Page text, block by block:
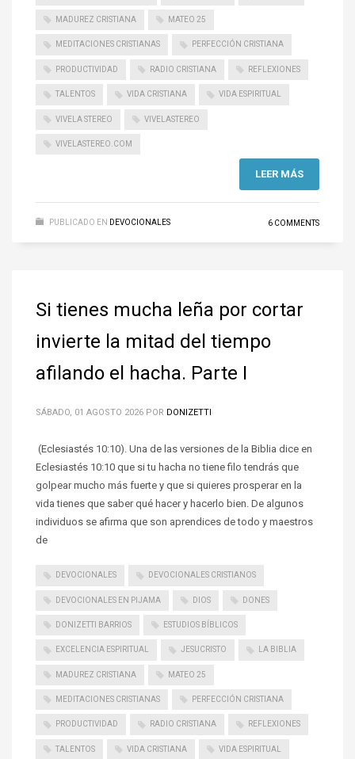
MADUREZ CRISTIANA MATEO 25
MEDITACIONES CRISTIANAS PERFECCIÓN CRISTIANA
PRODUCTIVIDAD RADIO CRISTIANA REFLEXIONES
TALENTOS VIDA CRISTIANA VIDA ESPIRITUAL
VIVELA STEREO VIVELASTEREO
VIVELASTEREO.COM
LEER MÁS
PUBLICADO EN DEVOCIONALES 6 COMMENTS
Si tienes mucha leña por cortar
invierte la mitad del tiempo
afilando el hacha. Parte I
SÁBADO, 01 AGOSTO 2026 POR DONIZETTI
(Eclesiastés 10:10). Una de las versiones de la Biblia dice en
Eclesiastés 10:10 que si tu hacha no tiene filo tendrás que
golpear mucho más fuerte y que si quieres prosperar en la
vida tienes que saber qué hacer y hacerlo bien. De algunos
individuos se afirma que son aprendices de todo y maestros
de
DEVOCIONALES DEVOCIONALES CRISTIANOS
DEVOCIONALES EN PIJAMA DIOS DONES
DONIZETTI BARRIOS ESTUDIOS BÍBLICOS
EXCELENCIA ESPIRITUAL JESUCRISTO LA BIBLIA
MADUREZ CRISTIANA MATEO 25
MEDITACIONES CRISTIANAS PERFECCIÓN CRISTIANA
PRODUCTIVIDAD RADIO CRISTIANA REFLEXIONES
TALENTOS VIDA CRISTIANA VIDA ESPIRITUAL